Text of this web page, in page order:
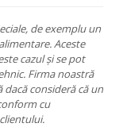
de exemplu un
Aceste
cazul și se pot
Firma noastră
consideră că un
cu